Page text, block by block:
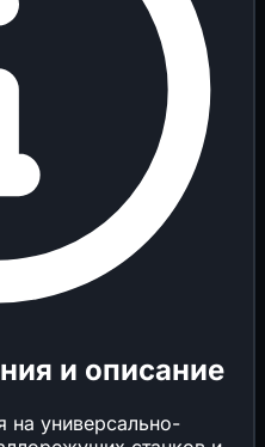
и описание
на универсально-